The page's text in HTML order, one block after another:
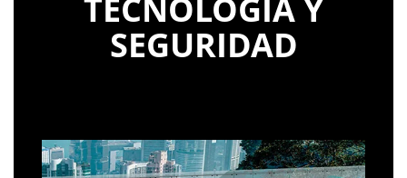
TECNOLOGÍA Y
SEGURIDAD